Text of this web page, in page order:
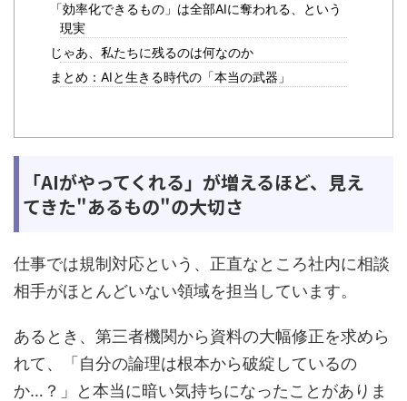
「効率化できるもの」は全部AIに奪われる、という
現実
じゃあ、私たちに残るのは何なのか
まとめ：AIと生きる時代の「本当の武器」
「AIがやってくれる」が増えるほど、見え
てきた"あるもの"の大切さ
仕事では規制対応という、正直なところ社内に相談
相手がほとんどいない領域を担当しています。
あるとき、第三者機関から資料の大幅修正を求めら
れて、「自分の論理は根本から破綻しているの
か…？」と本当に暗い気持ちになったことがありま